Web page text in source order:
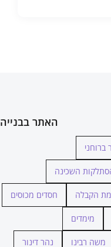
האתר בבנייה
ברוחני
השכינה
הקבלה חסדים מכוסים
מימדים
משה רבינו נהר דינור